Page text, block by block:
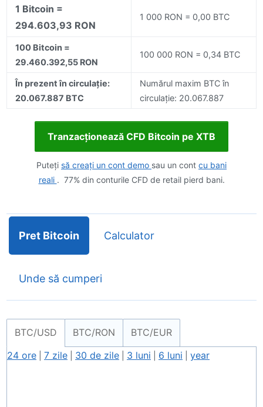
1 Bitcoin =
294.603,93 RON
1 000 RON = 0,00 BTC
100 Bitcoin =
29.460.392,55 RON
100 000 RON = 0,34 BTC
În prezent în circulație:
20.067.887 BTC
Numărul maxim BTC în
circulație: 20.067.887
Tranzacționează CFD Bitcoin pe XTB
Puteți să creați un cont demo sau un cont cu bani
reali . 77% din conturile CFD de retail pierd bani.
Pret Bitcoin Calculator
Unde să cumperi
BTC/USD BTC/RON
BTC/EUR
24 ore
7 zile 30 de zile 3 luni 6 luni year